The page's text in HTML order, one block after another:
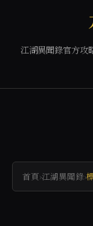
江湖異聞錄官方攻
首頁›江湖異聞錄›